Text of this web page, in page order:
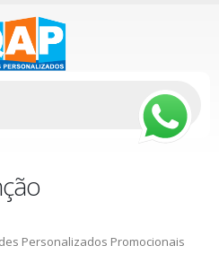
Personalizados Promocionais